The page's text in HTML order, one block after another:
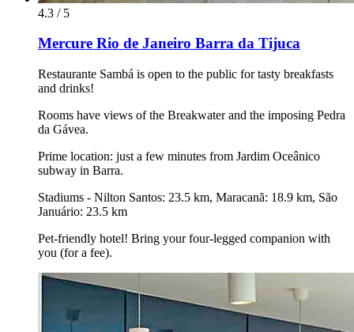
4.3 / 5
Mercure Rio de Janeiro Barra da Tijuca
Restaurante Sambá is open to the public for tasty breakfasts
and drinks!
Rooms have views of the Breakwater and the imposing Pedra
da Gávea.
Prime location: just a few minutes from Jardim Oceânico
subway in Barra.
Stadiums - Nilton Santos: 23.5 km, Maracanã: 18.9 km, São
Januário: 23.5 km
Pet-friendly hotel! Bring your four-legged companion with
you (for a fee).